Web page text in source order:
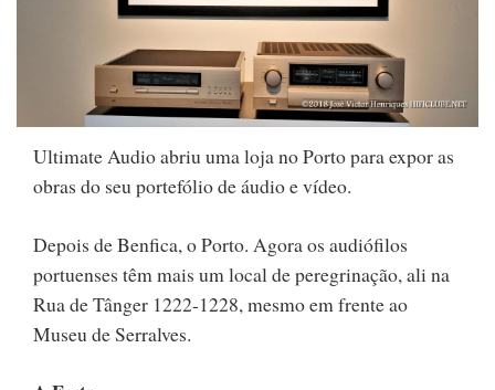
Ultimate Audio abriu uma loja no Porto para expor as
obras do seu portefólio de áudio e vídeo.
Depois de Benfica, o Porto. Agora os audiófilos
portuenses têm mais um local de peregrinação, ali na
Rua de Tânger 1222-1228, mesmo em frente ao
Museu de Serralves.